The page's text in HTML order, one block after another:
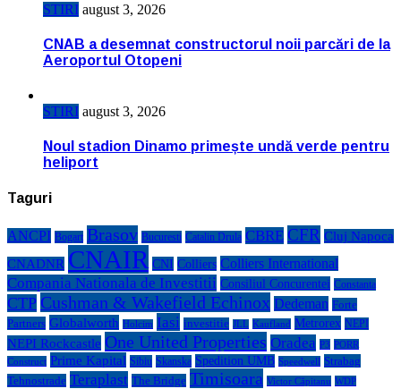
STIRI august 3, 2026
CNAB a desemnat constructorul noii parcări de la
Aeroportul Otopeni
STIRI august 3, 2026
Noul stadion Dinamo primește undă verde pentru
heliport
Taguri
ANCPI Bogart Brasov Bucuresti Catalin Drula CBRE CFR Cluj Napoca
CNADNR CNAIR CNI Colliers Colliers International
Compania Nationala de Investitii Consiliul Concurentei Constanta
CTP Cushman & Wakefield Echinox Dedeman Forte
Partners Globalworth Holcim Iasi investitie JLL Kaufland Metrorex NEPI
NEPI Rockcastle One United Properties Oradea P3 PORR
Construct Prime Kapital Sibiu Skanska Spedition UMB Speedwell Strabag
Tehnostrade Teraplast The Bridge Timisoara Victor Căpitanu WDP